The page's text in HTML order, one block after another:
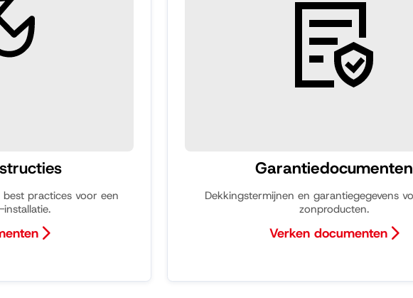
practices voor een

Garantiedocumenten
Dekkingstermijnen en garantiegegevens
zonproducten.
Verken documenten 